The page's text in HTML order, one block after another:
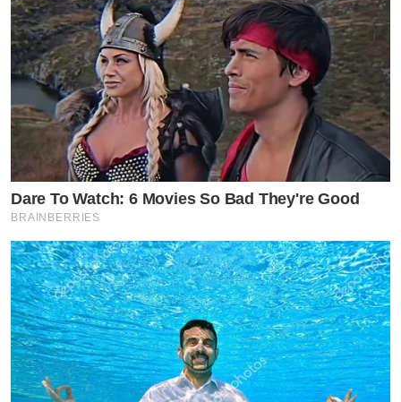
Dare To Watch: 6 Movies So Bad They're Good
BRAINBERRIES